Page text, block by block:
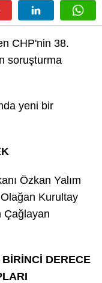
CHP'nin 38.
soruşturma
yeni bir
Özkan Yalım
Kurultay
Çağlayan
DERECE